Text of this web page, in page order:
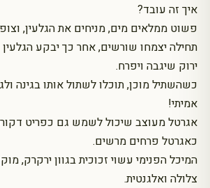
איך זה עובד?
פשוט ממלאים מים, מניחים את הגלעין,
תחילה יצמחו שורשים, אחר כך יבקע הגלעין
ירוק שיגבה ויפרח.
כשהשתיל מוכן, תוכלו לשתול אותו בגינה
אמיתי!
אגרטל מעוצב שיכול לשמש גם כפריט
כאגרטל פרחים מרשים.
המיכל הפנימי עשוי זכוכית בגוון ירקרק,
צלולה ואלגנטית.